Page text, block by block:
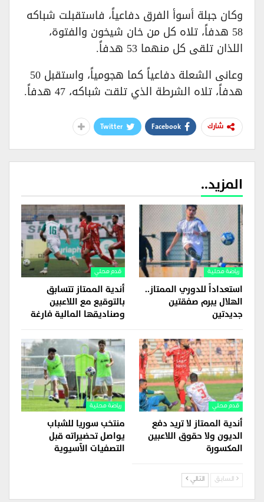
وكان جبلة أسوأ الفرق دفاعياً، فاستقبلت شباكه
58 هدفاً، تلاه كل من خان شيخون والفتوة،
اللذان تلقى كل منهما 53 هدفاً.
وعانى الشعلة دفاعياً كما هجومياً، واستقبل 50
هدفاً، تلاه الشرطة الذي تلقت شباكه، 47 هدفاً.
شارك Facebook
Twitter
المزيد..
رياضة محلية
استعداداً للدوري الممتاز..
الهلال يبرم صفقتين
جديدتين
قدم محلي
أندية الممتاز تتسابق
بالتوقيع مع اللاعبين
وصناديقها المالية فارغة
قدم محلي
أندية الممتاز لا تريد دفع
الديون ولا حقوق اللاعبين
المكسورة
رياضة محلية
منتخب سوريا للشباب
يواصل تحضيراته قبل
التصفيات الآسيوية
السابق التالي